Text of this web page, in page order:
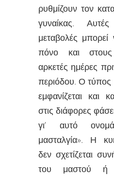
ρυθμίζουν τον
γυναίκας.
μεταβολές
πόνο και
αρκετές ημέρες
περιόδου. Ο
εμφανίζεται και
στις διάφορες
γι’ αυτό
μασταλγία». Η
δεν σχετίζεται
του μαστού ή